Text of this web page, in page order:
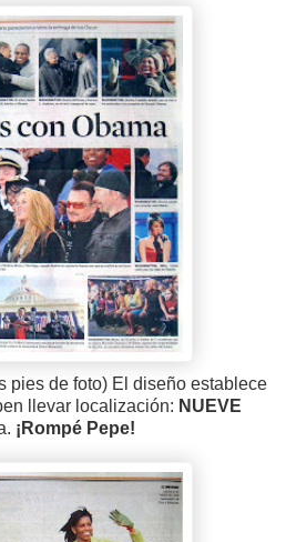
pies de foto) El diseño establece
llevar localización: NUEVE
¡Rompé Pepe!